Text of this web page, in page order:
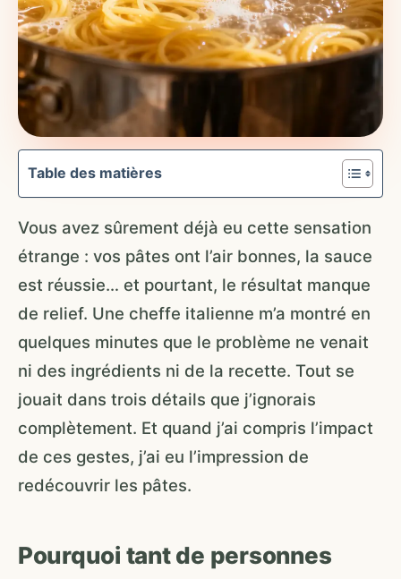
Table des matières
Vous avez sûrement déjà eu cette sensation
étrange : vos pâtes ont l’air bonnes, la sauce
est réussie… et pourtant, le résultat manque
de relief. Une cheffe italienne m’a montré en
quelques minutes que le problème ne venait
ni des ingrédients ni de la recette. Tout se
jouait dans trois détails que j’ignorais
complètement. Et quand j’ai compris l’impact
de ces gestes, j’ai eu l’impression de
redécouvrir les pâtes.
Pourquoi tant de personnes